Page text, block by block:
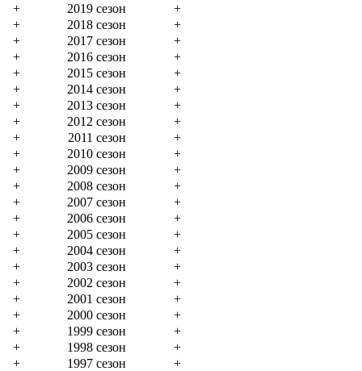
+
2019 сезон
+
+
2018 сезон
+
+
2017 сезон
+
+
2016 сезон
+
+
2015 сезон
+
+
2014 сезон
+
+
2013 сезон
+
+
2012 сезон
+
+
2011 сезон
+
+
2010 сезон
+
+
2009 сезон
+
+
2008 сезон
+
+
2007 сезон
+
+
2006 сезон
+
+
2005 сезон
+
+
2004 сезон
+
+
2003 сезон
+
+
2002 сезон
+
+
2001 сезон
+
+
2000 сезон
+
+
1999 сезон
+
+
1998 сезон
+
+
1997 сезон
+